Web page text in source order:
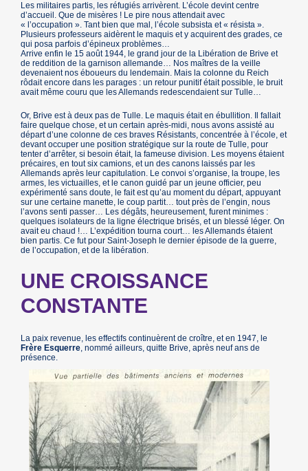
Les militaires partis, les réfugiés arrivèrent. L’école devint centre
d’accueil. Que de misères ! Le pire nous attendait avec
« l’occupation ». Tant bien que mal, l’école subsista et « résista ».
Plusieurs professeurs aidèrent le maquis et y acquirent des grades, ce
qui posa parfois d’épineux problèmes…
Arrive enfin le 15 août 1944, le grand jour de la Libération de Brive et
de reddition de la garnison allemande… Nos maîtres de la veille
devenaient nos éboueurs du lendemain. Mais la colonne du Reich
rôdait encore dans les parages : un retour punitif était possible, le bruit
avait même couru que les Allemands redescendaient sur Tulle…
Or, Brive est à deux pas de Tulle. Le maquis était en ébullition. Il fallait
faire quelque chose, et un certain après-midi, nous avons assisté au
départ d’une colonne de ces braves Résistants, concentrée à l’école, et
devant occuper une position stratégique sur la route de Tulle, pour
tenter d’arrêter, si besoin était, la fameuse division. Les moyens étaient
précaires, en tout six camions, et un des canons laissés par les
Allemands après leur capitulation. Le convoi s’organise, la troupe, les
armes, les victuailles, et le canon guidé par un jeune officier, peu
expérimenté sans doute, le fait est qu’au moment du départ, appuyant
sur une certaine manette, le coup partit… tout près de l’engin, nous
l’avons senti passer… Les dégâts, heureusement, furent minimes :
quelques isolateurs de la ligne électrique brisés, et un blessé léger. On
avait eu chaud !… L’expédition tourna court… les Allemands étaient
bien partis. Ce fut pour Saint-Joseph le dernier épisode de la guerre,
de l’occupation, et de la libération.
UNE CROISSANCE
CONSTANTE
La paix revenue, les effectifs continuèrent de croître, et en 1947, le
Frère Esquerre, nommé ailleurs, quitte Brive, après neuf ans de
présence.